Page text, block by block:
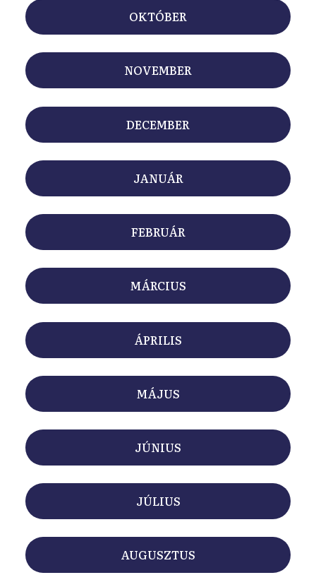
l
y
OKTÓBER
NOVEMBER
DECEMBER
JANUÁR
FEBRUÁR
MÁRCIUS
ÁPRILIS
MÁJUS
JÚNIUS
JÚLIUS
AUGUSZTUS